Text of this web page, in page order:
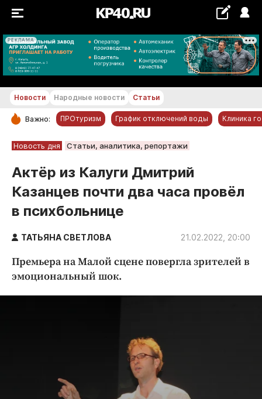
РЕКЛАМА
+20...+21 °С
РУБРИКИ
Обнинск
Новости компаний
Статьи
Народные новости
Авто и транспорт
Криминал
Праздники
Происшествия
Новости Народные новости Статьи
Важно: ПРОтуризм График отключений воды Клиника
Новость дня Статьи, аналитика, репортажи
Актёр из Калуги Дмитрий
Казанцев почти два часа провёл
в психбольнице
ТАТЬЯНА СВЕТЛОВА 21.02.2022, 20:00
Премьера на Малой сцене повергла зрителей в
эмоциональный шок.